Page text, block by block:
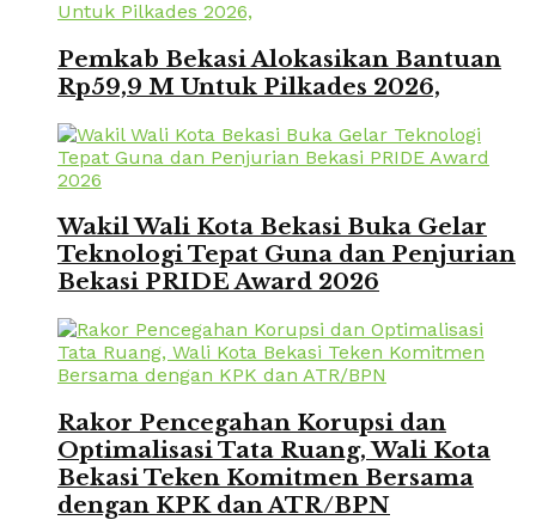
Pemkab Bekasi Alokasikan Bantuan
Rp59,9 M Untuk Pilkades 2026,
Wakil Wali Kota Bekasi Buka Gelar
Teknologi Tepat Guna dan Penjurian
Bekasi PRIDE Award 2026
Rakor Pencegahan Korupsi dan
Optimalisasi Tata Ruang, Wali Kota
Bekasi Teken Komitmen Bersama
dengan KPK dan ATR/BPN